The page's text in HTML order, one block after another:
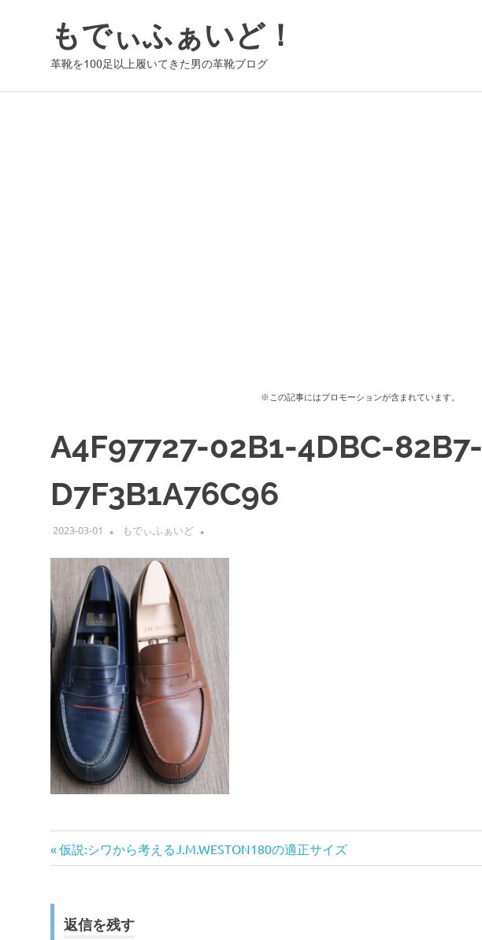
もでぃふぁいど！
革靴を100足以上履いてきた男の革靴ブログ
※この記事にはプロモーションが含まれています。
A4F97727-02B1-4DBC-82B7-
D7F3B1A76C96
2023-03-01 もでぃふぁいど
投
ナ
前
の
仮説:シワから考えるJ.M.WESTON180の適正サイズ
返信を残す